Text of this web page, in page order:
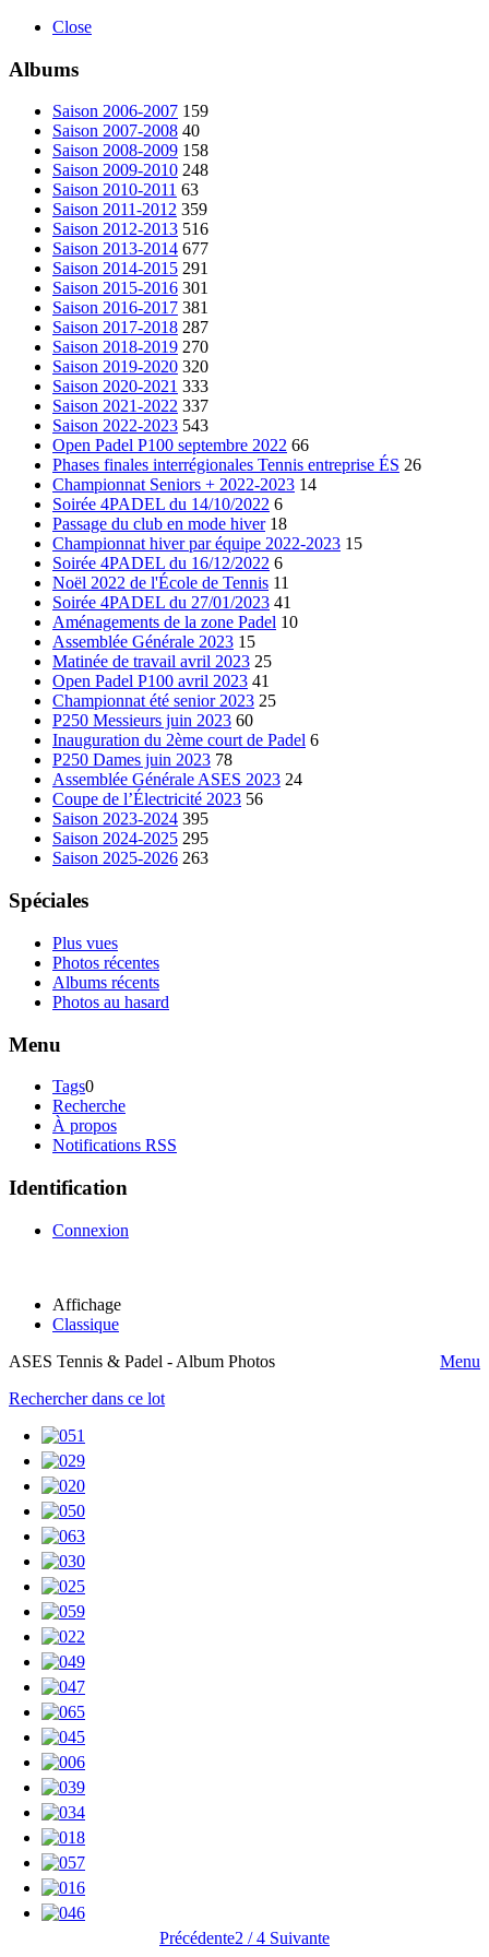
Close
Albums
Saison 2006-2007 159
Saison 2007-2008 40
Saison 2008-2009 158
Saison 2009-2010 248
Saison 2010-2011 63
Saison 2011-2012 359
Saison 2012-2013 516
Saison 2013-2014 677
Saison 2014-2015 291
Saison 2015-2016 301
Saison 2016-2017 381
Saison 2017-2018 287
Saison 2018-2019 270
Saison 2019-2020 320
Saison 2020-2021 333
Saison 2021-2022 337
Saison 2022-2023 543
Open Padel P100 septembre 2022 66
Phases finales interrégionales Tennis entreprise ÉS 26
Championnat Seniors + 2022-2023 14
Soirée 4PADEL du 14/10/2022 6
Passage du club en mode hiver 18
Championnat hiver par équipe 2022-2023 15
Soirée 4PADEL du 16/12/2022 6
Noël 2022 de l'École de Tennis 11
Soirée 4PADEL du 27/01/2023 41
Aménagements de la zone Padel 10
Assemblée Générale 2023 15
Matinée de travail avril 2023 25
Open Padel P100 avril 2023 41
Championnat été senior 2023 25
P250 Messieurs juin 2023 60
Inauguration du 2ème court de Padel 6
P250 Dames juin 2023 78
Assemblée Générale ASES 2023 24
Coupe de l’Électricité 2023 56
Saison 2023-2024 395
Saison 2024-2025 295
Saison 2025-2026 263
Spéciales
Plus vues
Photos récentes
Albums récents
Photos au hasard
Menu
Tags0
Recherche
À propos
Notifications RSS
Identification
Connexion
Affichage
Classique
ASES Tennis & Padel - Album Photos
Menu
Rechercher dans ce lot
Précédente2 / 4 Suivante